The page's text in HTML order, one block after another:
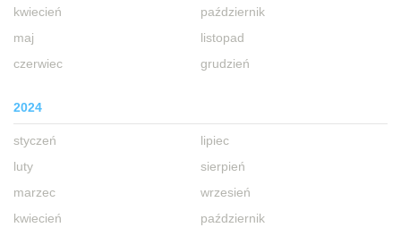
kwiecień
maj
czerwiec
październik
listopad
grudzień
2024
styczeń
luty
marzec
kwiecień
lipiec
sierpień
wrzesień
październik